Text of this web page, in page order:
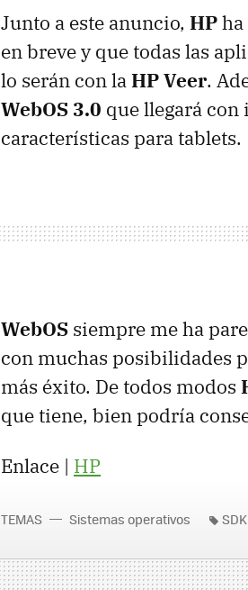
Junto a este anuncio, HPha
en breve y que todas las
lo serán con laHP Veer.
WebOS 3.0 que llegará con
características para tablets.
WebOS siempre me ha
con muchas posibilidades
más éxito. De todos modos
que tiene, bien podría
Enlace | HP
TEMAS Sistemas operativos SDK